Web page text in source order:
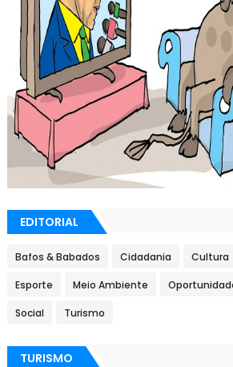
EDITORIAL
Bafos & Babados Cidadania Cultura
Esporte Meio Ambiente
Social Turismo
TURISMO